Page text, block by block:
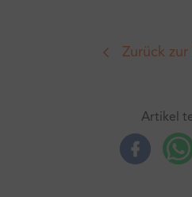
Zurück
Artikel